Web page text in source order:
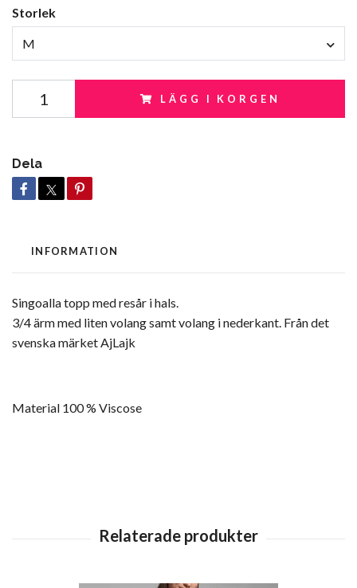
Storlek
M
LÄGG I KORGEN
Dela
INFORMATION
Singoalla topp med resår i hals.
3/4 ärm med liten volang samt volang i nederkant. Från det
svenska märket AjLajk
Material 100 % Viscose